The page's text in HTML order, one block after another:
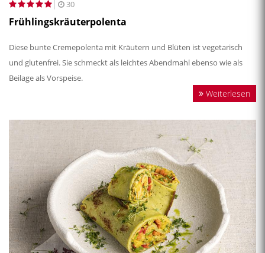
30
Frühlingskräuterpolenta
Diese bunte Cremepolenta mit Kräutern und Blüten ist vegetarisch
und glutenfrei. Sie schmeckt als leichtes Abendmahl ebenso wie als
Beilage als Vorspeise.
Weiterlesen